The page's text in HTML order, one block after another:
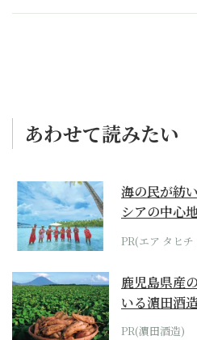
あわせて読みたい
海の民が紡
シアの中心
らみえてくる
PR(エア タヒチ
鹿児島県産
いる濵田酒
PR(濵田酒造)